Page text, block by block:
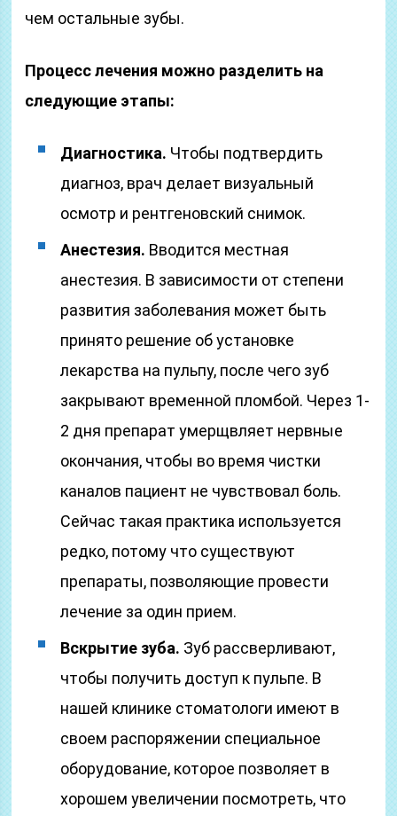
чем остальные зубы.
Процесс лечения можно разделить на
следующие этапы:
Диагностика. Чтобы подтвердить
диагноз, врач делает визуальный
осмотр и рентгеновский снимок.
Анестезия. Вводится местная
анестезия. В зависимости от степени
развития заболевания может быть
принято решение об установке
лекарства на пульпу, после чего зуб
закрывают временной пломбой. Через 1-
2 дня препарат умерщвляет нервные
окончания, чтобы во время чистки
каналов пациент не чувствовал боль.
Сейчас такая практика используется
редко, потому что существуют
препараты, позволяющие провести
лечение за один прием.
Вскрытие зуба. Зуб рассверливают,
чтобы получить доступ к пульпе. В
нашей клинике стоматологи имеют в
своем распоряжении специальное
оборудование, которое позволяет в
хорошем увеличении посмотреть, что